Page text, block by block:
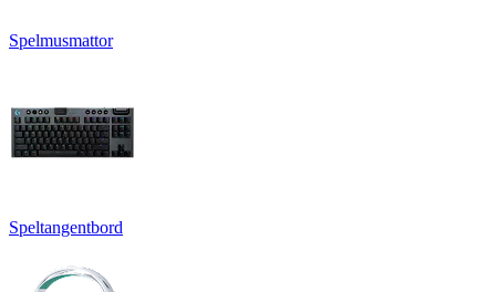
Spelmusmattor
Speltangentbord